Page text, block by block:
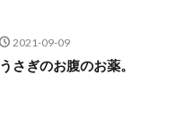
2021-09-09
うさぎのお腹のお薬。